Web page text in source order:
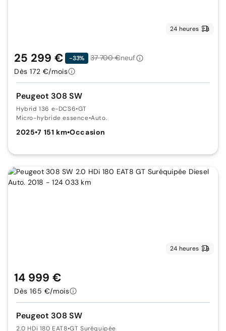
24 heures
Peugeot 308 SW
Hybrid 136 e-DCS6•GT
Micro-hybride essence•Auto.
2025•7 151 km•Occasion
25 299 € -33% 37 700 €neuf
Dès 172 €/mois
24 heures
Peugeot 308 SW
2.0 HDi 180 EAT8•GT Suréquipée
14 999 €
Dès 165 €/mois